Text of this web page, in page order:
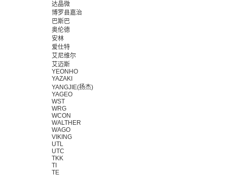
达晶微
博罗县嘉治
巴斯巴
奥伦德
安林
爱仕特
艾尼维尔
艾迈斯
YEONHO
YAZAKI
YANGJIE(扬杰)
YAGEO
WST
WRG
WCON
WALTHER
WAGO
VIKING
UTL
UTC
TKK
TI
TE